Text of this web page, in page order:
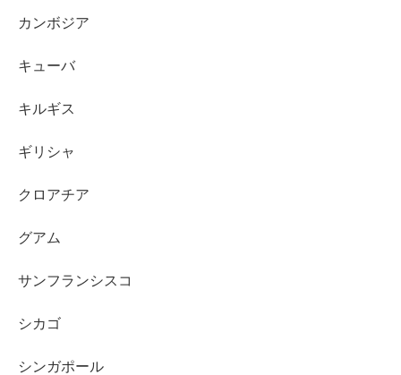
カンボジア
キューバ
キルギス
ギリシャ
クロアチア
グアム
サンフランシスコ
シカゴ
シンガポール